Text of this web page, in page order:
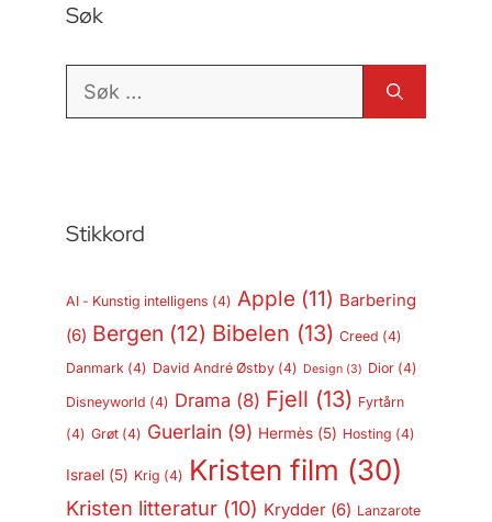
Søk
Søk
Stikkord
AI - Kunstig intelligens (4) Apple (11) Barbering
(6) Bergen (12) Bibelen (13) Creed (4)
Danmark(4) David André Østby(4) Design(3) Dior(4)
Disneyworld (4) Drama (8) Fjell (13) Fyrtårn
(4) Grøt(4) Guerlain (9) Hermès(5) Hosting (4)
Israel(5) Krig (4) Kristen film (30)
Kristen litteratur(10) Krydder(6) Lanzarote